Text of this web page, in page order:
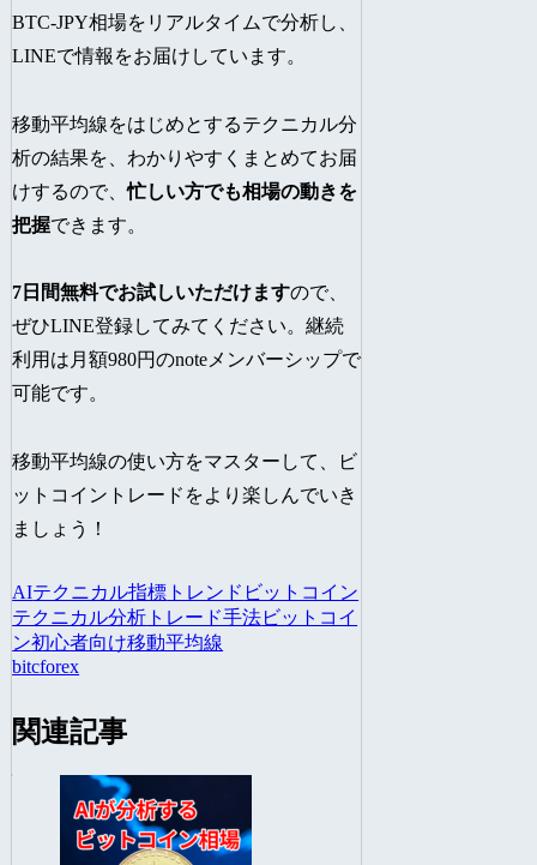
BTC-JPY相場をリアルタイムで分析し、
LINEで情報をお届けしています。
移動平均線をはじめとするテクニカル分
析の結果を、わかりやすくまとめてお届
けするので、忙しい方でも相場の動きを
把握できます。
7日間無料でお試しいただけますので、
ぜひLINE登録してみてください。継続
利用は月額980円のnoteメンバーシップで
可能です。
移動平均線の使い方をマスターして、ビ
ットコイントレードをより楽しんでいき
ましょう！
AIテクニカル指標 トレンド ビットコイン
テクニカル分析 トレード手法ビットコイ
ン初心者向け移動平均線
bitcforex
関連記事